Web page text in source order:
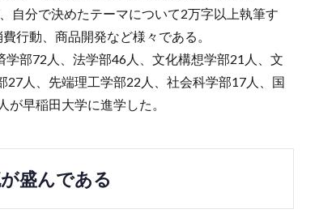
自分で決めたテーマについて2万字以上執筆す
行動、商品開発など様々である。
部72人、法学部46人、文化構想学部21人、文
人、先端理工学部22人、社会科学部17人、国
早稲田大学に進学した。
盛んである